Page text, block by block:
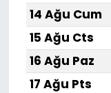
14 Ağu Cum
15 Ağu Cts
16 Ağu Paz
17 Ağu Pts